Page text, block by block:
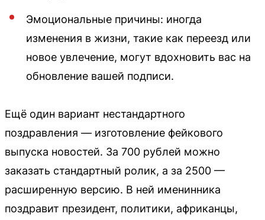
Эмоциональные причины: иногда
изменения в жизни, такие как переезд или
новое увлечение, могут вдохновить вас на
обновление вашей подписи.
Ещё один вариант нестандартного
поздравления — изготовление фейкового
выпуска новостей. За 700 рублей можно
заказать стандартный ролик, а за 2500 —
расширенную версию. В ней именинника
поздравит президент, политики, африканцы,